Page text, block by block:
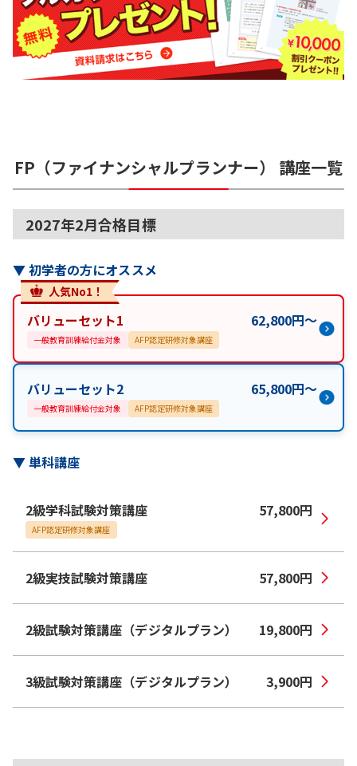
FP（ファイナンシャルプランナー） 講座一覧
2027年2月合格目標
▼初学者の方にオススメ
人気No1！
バリューセット1 62,800円〜
一般教育訓練給付金対象 AFP認定研修対象講座
バリューセット2 65,800円〜
一般教育訓練給付金対象 AFP認定研修対象講座
▼単科講座
2級学科試験対策講座 57,800円
AFP認定研修対象講座
2級実技試験対策講座 57,800円
2級試験対策講座（デジタルプラン） 19,800円
3級試験対策講座（デジタルプラン） 3,900円